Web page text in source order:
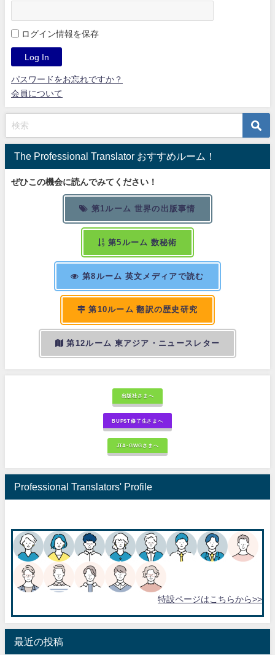
ログイン情報を保存
パスワードをお忘れですか？
会員について
The Professional Translator おすすめルーム！
ぜひこの機会に読んでみてください！
第1ルーム 世界の出版事情
第5ルーム 数秘術
第8ルーム 英文メディアで読む
第10ルーム 翻訳の歴史研究
第12ルーム 東アジア・ニュースレター
出版社さまへ
BUPST修了生さまへ
JTA-GWGさまへ
Professional Translators' Profile
特設ページはこちらから>>
最近の投稿